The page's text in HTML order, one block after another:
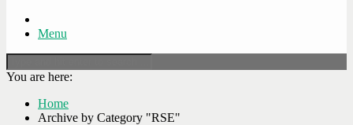
Menu
You are here:
Home
Archive by Category "RSE"